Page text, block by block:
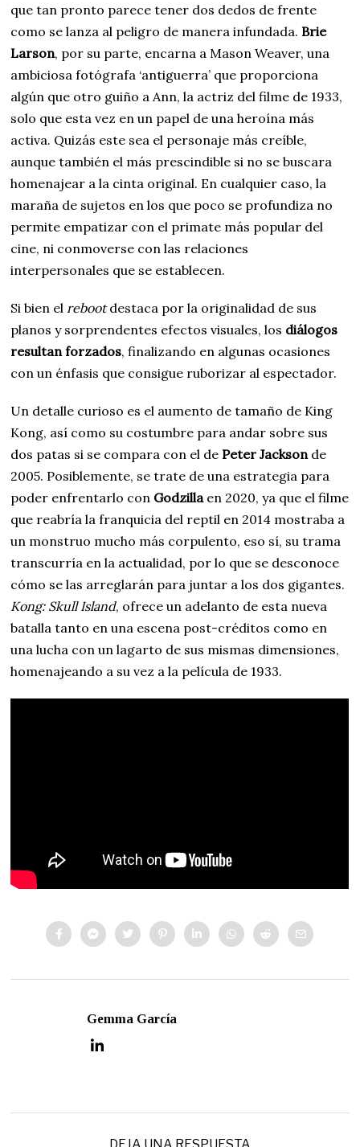
que tan pronto parece tener dos dedos de frente
como se lanza al peligro de manera infundada. Brie
Larson, por su parte, encarna a Mason Weaver, una
ambiciosa fotógrafa ‘antiguerra’ que proporciona
algún que otro guiño a Ann, la actriz del filme de 1933,
solo que esta vez en un papel de una heroína más
activa. Quizás este sea el personaje más creíble,
aunque también el más prescindible si no se buscara
homenajear a la cinta original. En cualquier caso, la
maraña de sujetos en los que poco se profundiza no
permite empatizar con el primate más popular del
cine, ni conmoverse con las relaciones
interpersonales que se establecen.
Si bien el rebootdestaca por la originalidad de sus
planos y sorprendentes efectos visuales, los diálogos
resultan forzados, finalizando en algunas ocasiones
con un énfasis que consigue ruborizar al espectador.
Un detalle curioso es el aumento de tamaño de King
Kong, así como su costumbre para andar sobre sus
dos patas si se compara con el de Peter Jackson de
2005. Posiblemente, se trate de una estrategia para
poder enfrentarlo con Godzillaen 2020, ya que el filme
que reabría la franquicia del reptil en 2014 mostraba a
un monstruo mucho más corpulento, eso sí, su trama
transcurría en la actualidad, por lo que se desconoce
cómo se las arreglarán para juntar a los dos gigantes.
Kong: Skull Island, ofrece un adelanto de esta nueva
batalla tanto en una escena post-créditos como en
una lucha con un lagarto de sus mismas dimensiones,
homenajeando a su vez a la película de 1933.
Gemma García
DEJA UNA RESPUESTA